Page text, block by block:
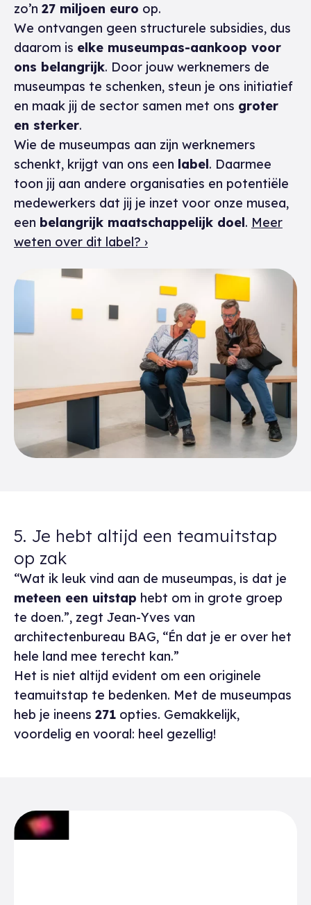
zo’n 27 miljoen euro op.
We ontvangen geen structurele subsidies, dus
daarom is elke museumpas-aankoop voor
ons belangrijk. Door jouw werknemers de
museumpas te schenken, steun je ons initiatief
en maak jij de sector samen met ons groter
en sterker.
Wie de museumpas aan zijn werknemers
schenkt, krijgt van ons een label. Daarmee
toon jij aan andere organisaties en potentiële
medewerkers dat jij je inzet voor onze musea,
een belangrijk maatschappelijk doel. Meer
weten over dit label? ›
5. Je hebt altijd een teamuitstap
op zak
“Wat ik leuk vind aan de museumpas, is dat je
meteen een uitstap hebt om in grote groep
te doen.”, zegt Jean-Yves van
architectenbureau BAG, “Én dat je er over het
hele land mee terecht kan.”
Het is niet altijd evident om een originele
teamuitstap te bedenken. Met de museumpas
heb je ineens 271 opties. Gemakkelijk,
voordelig en vooral: heel gezellig!